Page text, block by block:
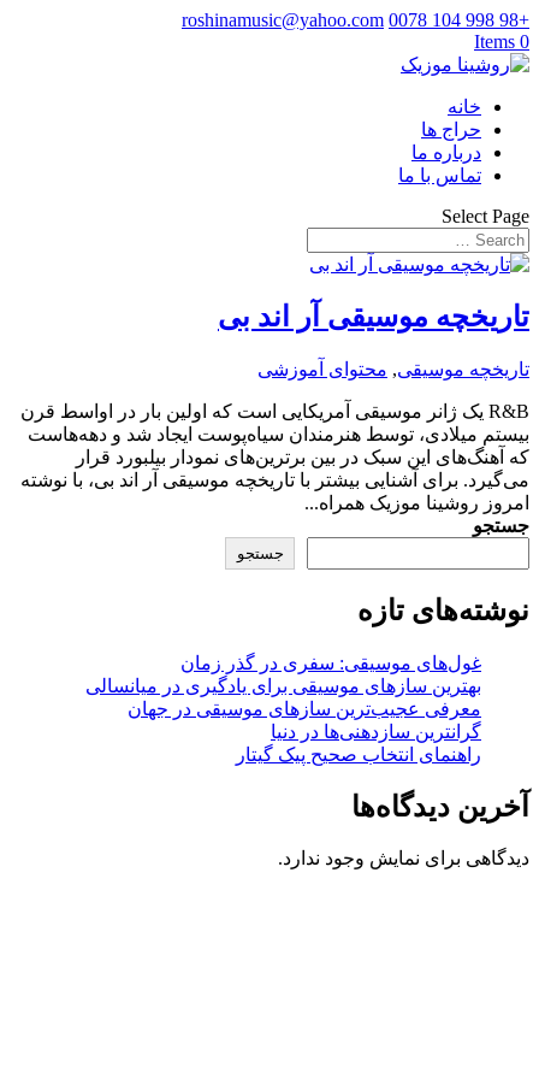
+98 998 104 0078
roshinamusic@yahoo.com
0 Items
خانه
حراج ها
درباره ما
تماس با ما
Select Page
تاریخچه موسیقی آر اند بی
تاریخچه موسیقی, محتوای آموزشی
R&B یک ژانر موسیقی آمریکایی است که اولین بار در اواسط قرن
بیستم میلادی، توسط هنرمندان سیاه‌پوست ایجاد شد و دهه‌هاست
که آهنگ‌های این سبک در بین برترین‌های نمودار بیلبورد قرار
می‌گیرد. برای آشنایی بیشتر با تاریخچه موسیقی آر اند بی، با نوشته
امروز روشینا موزیک همراه...
جستجو
جستجو
نوشته‌های تازه
غول‌های موسیقی: سفری در گذر زمان
بهترین سازهای موسیقی برای یادگیری در میانسالی
معرفی عجیب‌ترین سازهای موسیقی در جهان
گرانترین سازدهنی‌ها در دنیا
راهنمای انتخاب صحیح پیک گیتار
آخرین دیدگاه‌ها
دیدگاهی برای نمایش وجود ندارد.